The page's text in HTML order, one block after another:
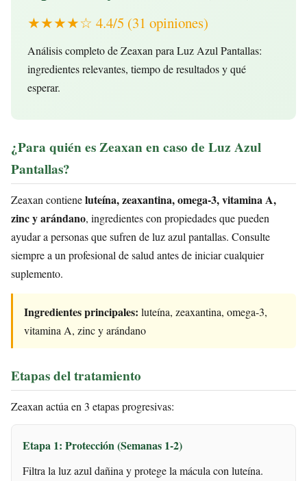
★★★★☆ 4.4/5 (31 opiniones)
Análisis completo de Zeaxan para Luz Azul Pantallas:
ingredientes relevantes, tiempo de resultados y qué
esperar.
¿Para quién es Zeaxan en caso de Luz Azul
Pantallas?
Zeaxan contieneluteína, zeaxantina, omega-3, vitamina A,
zinc y arándano, ingredientes con propiedades que pueden
ayudar a personas que sufren de luz azul pantallas. Consulte
siempre a un profesional de salud antes de iniciar cualquier
suplemento.
Ingredientes principales: luteína, zeaxantina, omega-3,
vitamina A, zinc y arándano
Etapas del tratamiento
Zeaxan actúa en 3 etapas progresivas:
Etapa 1: Protección (Semanas 1-2)
Filtra la luz azul dañina y protege la mácula con luteína.